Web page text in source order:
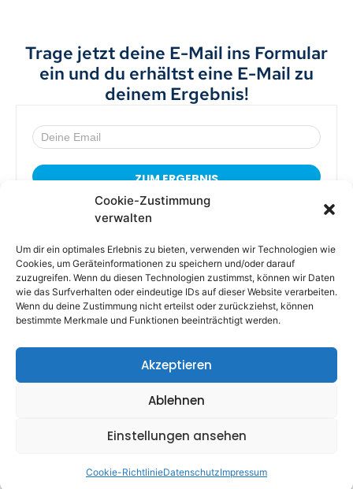
Cookie-Zustimmung
verwalten
Um dir ein optimales Erlebnis zu bieten, verwenden wir Technologien wie
Cookies, um Geräteinformationen zu speichern und/oder darauf
zuzugreifen. Wenn du diesen Technologien zustimmst, können wir Daten
wie das Surfverhalten oder eindeutige IDs auf dieser Website verarbeiten.
Wenn du deine Zustimmung nicht erteilst oder zurückziehst, können
bestimmte Merkmale und Funktionen beeinträchtigt werden.
Akzeptieren
Ablehnen
Einstellungen ansehen
Cookie-RichtlinieDatenschutzImpressum
Trage jetzt deine E-Mail ins Formular
ein und du erhältst eine E-Mail zu
deinem Ergebnis!
Mit deiner Eintragung meldest du dich zum Newsletter an und erhältst
Zugang zum fantastischen Kommunikationstest. Du kannst dich jederzeit
Informationen zum Datenschutz